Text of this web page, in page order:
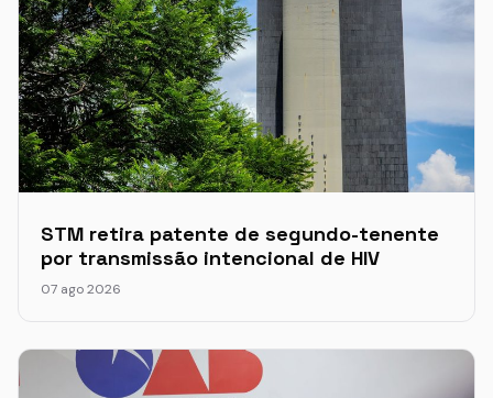
STM retira patente de segundo-tenente
por transmissão intencional de HIV
07 ago 2026